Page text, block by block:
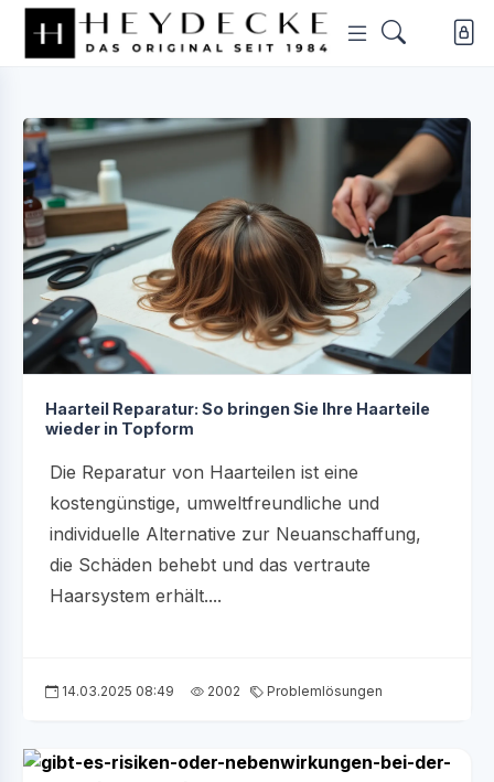
Haarteil Reparatur: So bringen Sie Ihre Haarteile
wieder in Topform
Die Reparatur von Haarteilen ist eine
kostengünstige, umweltfreundliche und
individuelle Alternative zur Neuanschaffung,
die Schäden behebt und das vertraute
Haarsystem erhält....
14.03.2025 08:49 2002 Problemlösungen